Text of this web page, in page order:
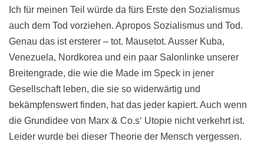
Ich für meinen Teil würde da fürs Erste den Sozialismus
auch dem Tod vorziehen. Apropos Sozialismus und Tod.
Genau das ist ersterer – tot. Mausetot. Ausser Kuba,
Venezuela, Nordkorea und ein paar Salonlinke unserer
Breitengrade, die wie die Made im Speck in jener
Gesellschaft leben, die sie so widerwärtig und
bekämpfenswert finden, hat das jeder kapiert. Auch wenn
die Grundidee von Marx & Co.s‘ Utopie nicht verkehrt ist.
Leider wurde bei dieser Theorie der Mensch vergessen.